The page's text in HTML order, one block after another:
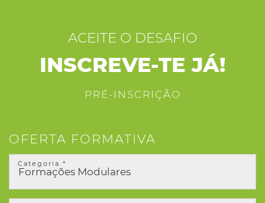
ACEITE O DESAFIO
INSCREVE-TE JÁ!
PRÉ-INSCRIÇÃO
OFERTA FORMATIVA
Categoria *